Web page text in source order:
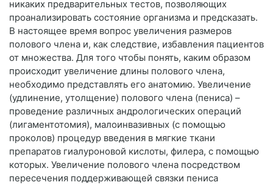
никаких предварительных тестов, позволяющих
проанализировать состояние организма и предсказать.
В настоящее время вопрос увеличения размеров
полового члена и, как следствие, избавления пациентов
от множества. Для того чтобы понять, каким образом
происходит увеличение длины полового члена,
необходимо представлять его анатомию. Увеличение
(удлинение, утолщение) полового члена (пениса) –
проведение различных андрологических операций
(лигаментотомия), малоинвазивных (с помощью
проколов) процедур введения в мягкие ткани
препаратов гиалуроновой кислоты, филера, с помощью
которых. Увеличение полового члена посредством
пересечения поддерживающей связки пениса